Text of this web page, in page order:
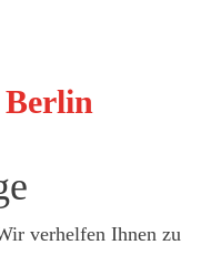
verhelfen Ihnen zu